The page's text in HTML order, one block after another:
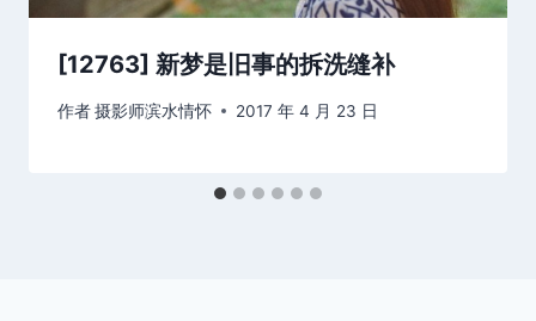
[12763] 新梦是旧事的拆洗缝补
作者摄影师滨水情怀 2017 年 4 月 23 日